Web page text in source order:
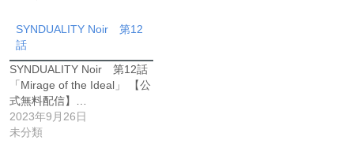
SYNDUALITY Noir 第12
話
SYNDUALITY Noir 第12話
「Mirage of the Ideal」 【公
式無料配信】…
2023年9月26日
未分類